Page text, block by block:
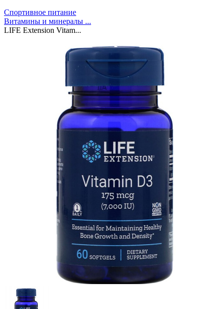
Спортивное питание
Витамины и минералы ...
LIFE Extension Vitam...